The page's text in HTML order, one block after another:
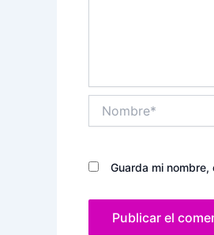
Guarda mi